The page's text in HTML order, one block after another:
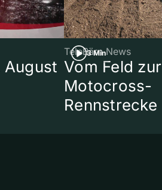
August
3 Min
TeleBärn News
Vom Feld zur
Motocross-
Rennstrecke